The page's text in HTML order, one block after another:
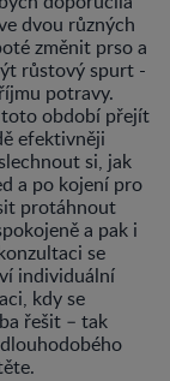
dvou různých
změnit prso a
růstový spurt -
potravy.
období přejít
efektivněji
si, jak
a po kojení pro
protáhnout
a pak i
se
individuální
kdy se
řešit – tak